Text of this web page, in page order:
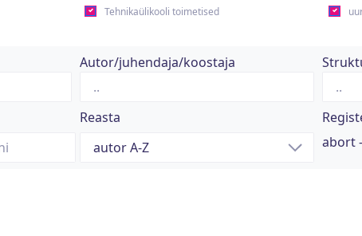
Tehnikaülikooli toimetised
Autor/juhendaja/koostaja
Reasta
abort